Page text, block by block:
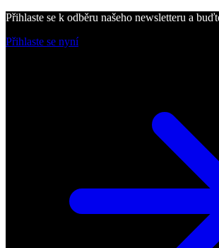
Přihlaste se k odběru našeho newsletteru a
Přihlaste se nyní